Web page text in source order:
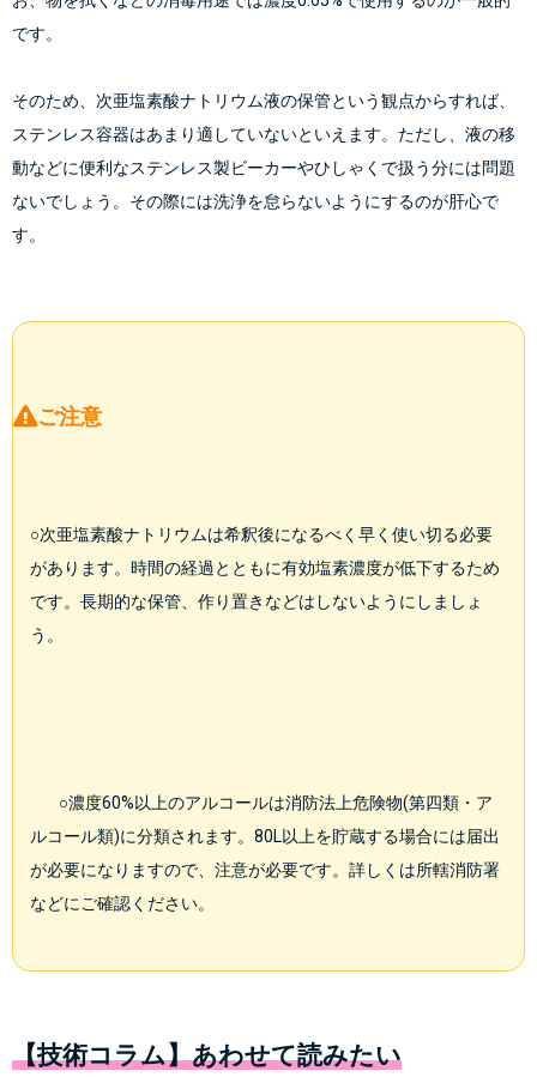
です。
そのため、次亜塩素酸ナトリウム液の保管という観点からすれば、
ステンレス容器はあまり適していないといえます。ただし、液の移
動などに便利なステンレス製ビーカーやひしゃくで扱う分には問題
ないでしょう。その際には洗浄を怠らないようにするのが肝心で
ご注意
○次亜塩素酸ナトリウムは希釈後になるべく早く使い切る必要
があります。時間の経過とともに有効塩素濃度が低下するため
です。長期的な保管、作り置きなどはしないようにしましょ
う。
ルコール類)に分類されます。80L以上を貯蔵する場合には届出
が必要になりますので、注意が必要です。詳しくは所轄消防署
などにご確認ください。
【技術コラム】あわせて読みたい